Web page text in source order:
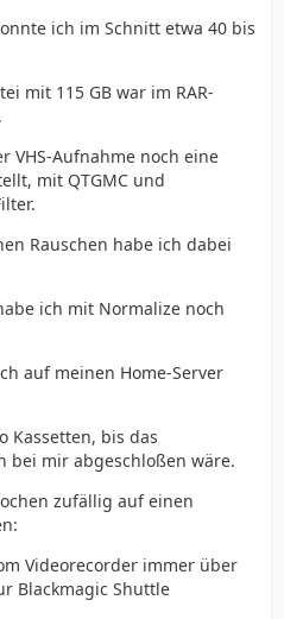
ich im Schnitt etwa 40 bis
mit 115 GB war im RAR-
VHS-Aufnahme noch eine
mit QTGMC und
Rauschen habe ich dabei
ich mit Normalize noch
auf meinen Home-Server
Kassetten, bis das
bei mir abgeschloßen wäre.
zufällig auf einen
Videorecorder immer über
Blackmagic Shuttle